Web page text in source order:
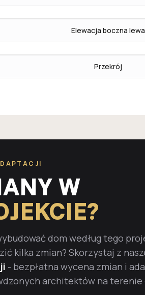
Elewacja boczna lewa
Przekrój
W
dom według tego
kilka zmian? Skorzystaj z
- bezpłatna wycena zmian i
architektów na terenie